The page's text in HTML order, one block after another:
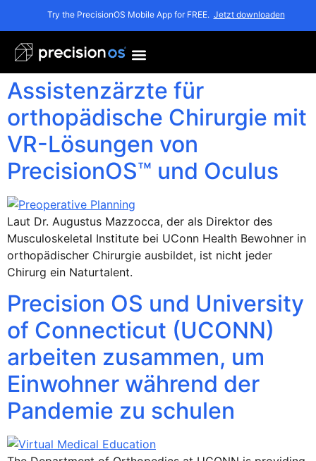
Try the PrecisionOS Mobile App for FREE. Jetzt downloaden
Schlagwort:UCONN
UConn Health schult
Assistenzärzte für
orthopädische Chirurgie mit
VR-Lösungen von
PrecisionOS™ und Oculus
Laut Dr. Augustus Mazzocca, der als Direktor des
Musculoskeletal Institute bei UConn Health Bewohner in
orthopädischer Chirurgie ausbildet, ist nicht jeder
Chirurg ein Naturtalent.
Precision OS und University
of Connecticut (UCONN)
arbeiten zusammen, um
Einwohner während der
Pandemie zu schulen